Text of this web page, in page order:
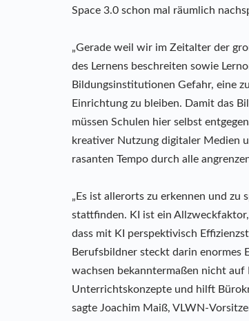
Space 3.0 schon mal räumlich
„Gerade weil wir im Zeitalter der
des Lernens beschreiten sowie
Bildungsinstitutionen Gefahr, eine
Einrichtung zu bleiben. Damit das
müssen Schulen hier selbst
kreativer Nutzung digitaler Medien
rasanten Tempo durch alle
„Es ist allerorts zu erkennen und zu
stattfinden. KI ist ein
dass mit KI perspektivisch
Berufsbildner steckt darin enormes
wachsen bekanntermaßen nicht auf
Unterrichtskonzepte und hilft
sagte Joachim Maiß, VLWN-